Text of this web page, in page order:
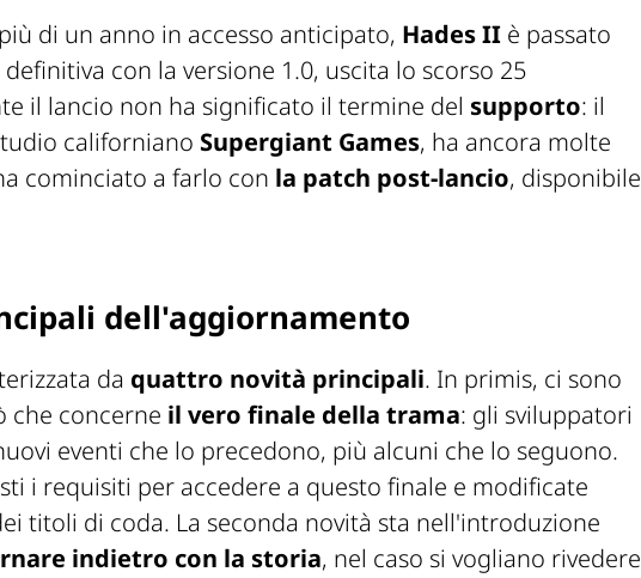
di un anno in accesso anticipato, Hades II è passato
con la versione 1.0, uscita lo scorso 25
il lancio non ha significato il termine del supporto: il
californiano Supergiant Games, ha ancora molte
cominciato a farlo con la patch post-lancio, disponibile
dell'aggiornamento
da quattro novità principali. In primis, ci sono
che concerne il vero finale della trama: gli sviluppatori
eventi che lo precedono, più alcuni che lo seguono.
i requisiti per accedere a questo finale e modificate
titoli di coda. La seconda novità sta nell'introduzione
indietro con la storia, nel caso si vogliano rivedere